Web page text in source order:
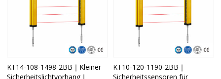
KT14-108-1498-2BB｜Kleiner
Sicherheitslichtvorhang｜
KT10-120-1190-2BB｜
Sicherheitssensoren für